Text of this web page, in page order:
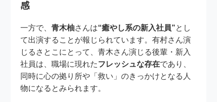
感
一方で、青木柚さんは“癒やし系の新入社員”とし
て出演することが報じられています。有村さん演
じるさとこにとって、青木さん演じる後輩・新入
社員は、職場に現れたフレッシュな存在であり、
同時に心の拠り所や「救い」のきっかけとなる人
物になるとみられます。